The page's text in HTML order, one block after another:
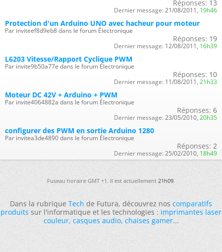
Réponses: 13
Dernier message: 21/08/2011, 19h46
Protection d'un Arduino UNO avec hacheur pour moteur
Par inviteef8d9eb8 dans le forum Électronique
Réponses: 19
Dernier message: 12/08/2011, 16h39
L6203 Vitesse/Rapport Cyclique PWM
Par invite9b50a77e dans le forum Électronique
Réponses: 10
Dernier message: 11/08/2011, 21h33
Moteur DC 42V + Arduino + PWM
Par invite4064882a dans le forum Électronique
Réponses: 6
Dernier message: 23/05/2010, 20h35
configurer des PWM en sortie Arduino 1280
Par invitea3de4890 dans le forum Électronique
Réponses: 2
Dernier message: 25/02/2010, 18h49
Fuseau horaire GMT +1. Il est actuellement21h09.
Dans la rubriqueTechde Futura, découvrez noscomparatifs
produitssur l'informatique et les technologies :imprimantes laser
couleur,casques audio,chaises gamer...